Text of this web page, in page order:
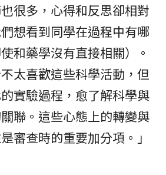
很多，心得和反思卻相對
想看到同學在過程中有哪
和藥學沒有直接相關）。
太喜歡這些科學活動，但
實驗過程，愈了解科學與
聯。這些心態上的轉變與
審查時的重要加分項。」